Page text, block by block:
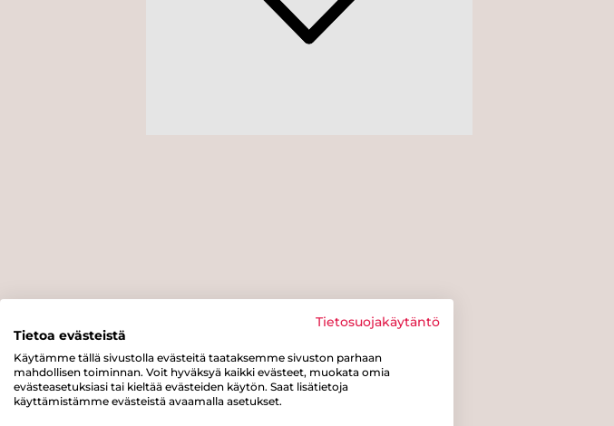
Tietosuojakäytäntö
Tietoa evästeistä
Käytämme tällä sivustolla evästeitä taataksemme sivuston parhaan
mahdollisen toiminnan. Voit hyväksyä kaikki evästeet, muokata omia
evästeasetuksiasi tai kieltää evästeiden käytön. Saat lisätietoja
käyttämistämme evästeistä avaamalla asetukset.